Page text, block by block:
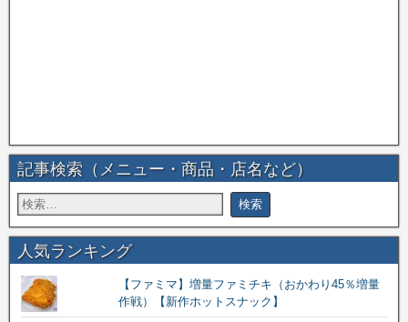
記事検索（メニュー・商品・店名など）
人気ランキング
【ファミマ】増量ファミチキ（おかわり45％増量
作戦）【新作ホットスナック】